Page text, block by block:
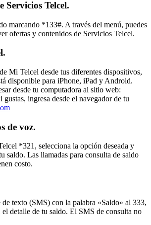
Servicios Telcel.
marcando *133#. A través del menú, puedes
ofertas y contenidos de Servicios Telcel.
Mi Telcel desde tus diferentes dispositivos,
disponible para iPhone, iPad y Android.
desde tu computadora al sitio web:
gustas, ingresa desde el navegador de tu
de voz.
*321, selecciona la opción deseada y
saldo. Las llamadas para consulta de saldo
costo.
texto (SMS) con la palabra «Saldo» al 333,
detalle de tu saldo. El SMS de consulta no